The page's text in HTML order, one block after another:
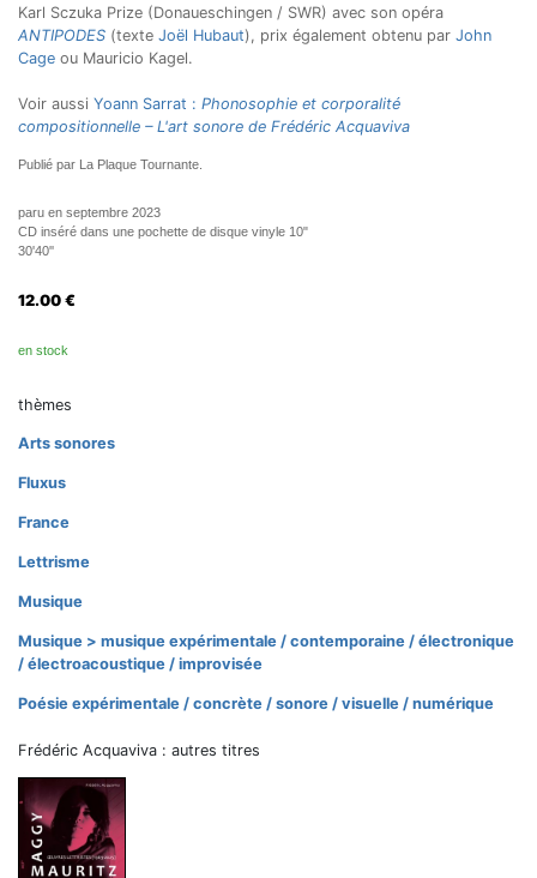
Karl Sczuka Prize (Donaueschingen / SWR) avec son opéra
ANTIPODES (texte Joël Hubaut), prix également obtenu par John
Cage ou Mauricio Kagel.
Voir aussi Yoann Sarrat : Phonosophie et corporalité
compositionnelle – L'art sonore de Frédéric Acquaviva
Publié par La Plaque Tournante.
paru en septembre 2023
CD inséré dans une pochette de disque vinyle 10"
30'40''
12.00 €
en stock
thèmes
Arts sonores
Fluxus
France
Lettrisme
Musique
Musique > musique expérimentale / contemporaine / électronique
/ électroacoustique / improvisée
Poésie expérimentale / concrète / sonore / visuelle / numérique
Frédéric Acquaviva : autres titres